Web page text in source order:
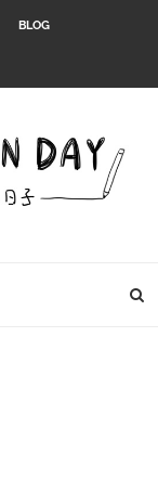
BLOG